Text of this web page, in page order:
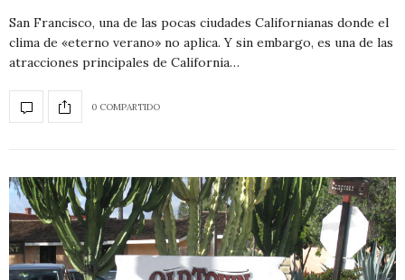
San Francisco, una de las pocas ciudades Californianas donde el
clima de «eterno verano» no aplica. Y sin embargo, es una de las
atracciones principales de California…
0 COMPARTIDO